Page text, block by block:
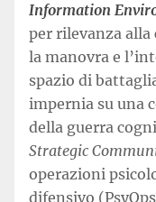
Information
per rilevanza
la manovra e
spazio di
impernia su una
della guerra
Strategic
operazioni
difensivo